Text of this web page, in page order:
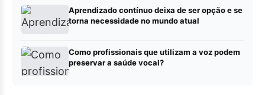
Aprendizado contínuo deixa de ser opção e se
torna necessidade no mundo atual
Como profissionais que utilizam a voz podem
preservar a saúde vocal?